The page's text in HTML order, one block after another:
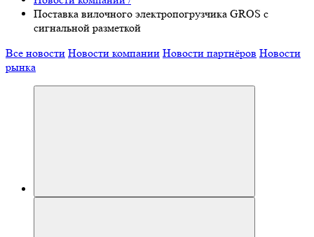
Поставка вилочного электропогрузчика GROS с
сигнальной разметкой
Все новости Новости компании Новости партнёров Новости
рынка